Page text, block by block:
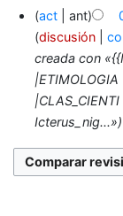
act
ant
discusión
creada con
Icterus_nig...»